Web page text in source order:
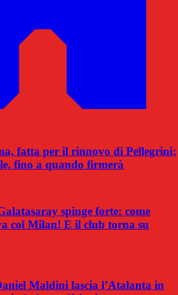
fatta per il rinnovo di Pellegrini:
fino a quando firmerà
spinge forte: come
col Milan! E il club torna su
Maldini lascia l’Atalanta in